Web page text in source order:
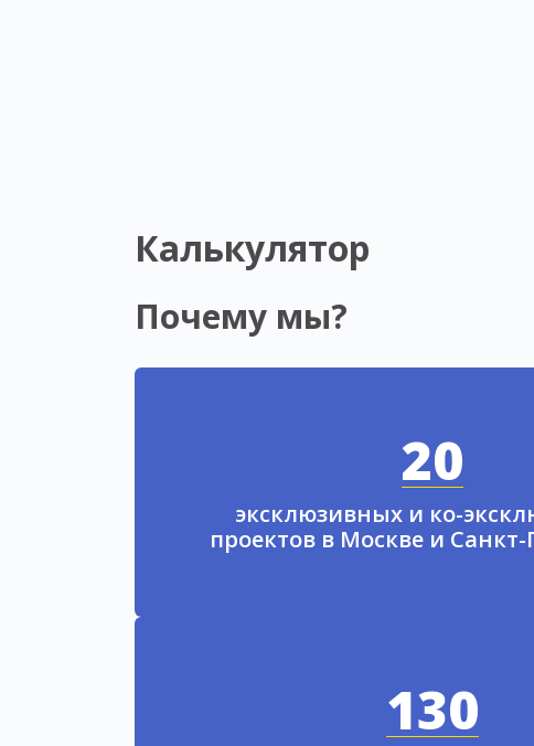
Калькулятор
Почему мы?
20
эксклюзивных и ко-
проектов в Москве и Санкт-
130